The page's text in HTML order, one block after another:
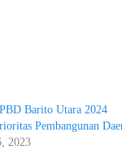
Barito Utara 2024
Pembangunan
2023